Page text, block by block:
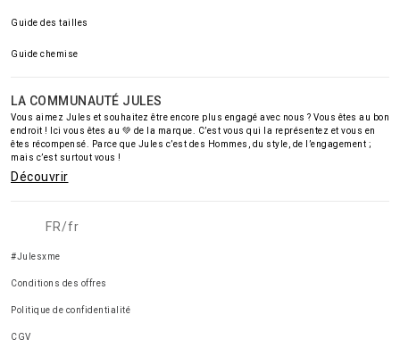
Guide des tailles
Guide chemise
LA COMMUNAUTÉ JULES
Vous aimez Jules et souhaitez être encore plus engagé avec nous ? Vous êtes au bon
endroit ! Ici vous êtes au 💚 de la marque. C’est vous qui la représentez et vous en
êtes récompensé. Parce que Jules c’est des Hommes, du style, de l’engagement ;
mais c’est surtout vous !
Découvrir
FR/fr
#Julesxme
Conditions des offres
Politique de confidentialité
CGV